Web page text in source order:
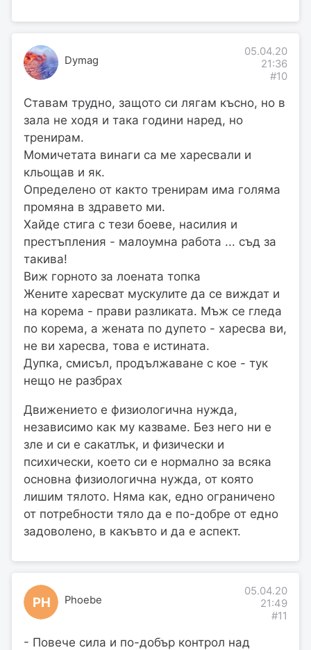
Dymag
05.04.20
21:36
#10
Ставам трудно, защото си лягам късно, но в
зала не ходя и така години наред, но
тренирам.
Момичетата винаги са ме харесвали и
кльощав и як.
Определено от както тренирам има голяма
промяна в здравето ми.
Хайде стига с тези боеве, насилия и
престъпления - малоумна работа ... съд за
такива!
Виж горното за лоената топка
Жените харесват мускулите да се виждат и
на корема - прави разликата. Мъж се гледа
по корема, а жената по дупето - харесва ви,
не ви харесва, това е истината.
Дупка, смисъл, продължаване с кое - тук
нещо не разбрах
Движението е физиологична нужда,
независимо как му казваме. Без него ни е
зле и си е сакатлък, и физически и
психически, което си е нормално за всяка
основна физиологична нужда, от която
лишим тялото. Няма как, едно ограничено
от потребности тяло да е по-добре от едно
задоволено, в какъвто и да е аспект.
PH Phoebe
05.04.20
21:49
#11
- Повече сила и по-добър контрол над